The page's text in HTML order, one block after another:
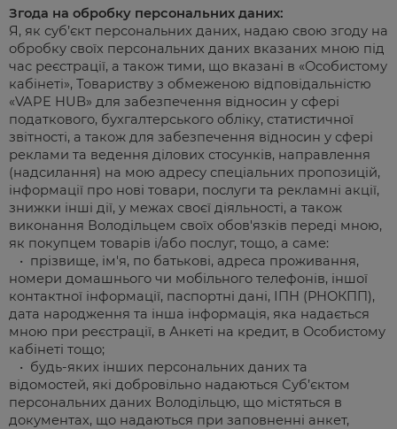
Згода на обробку персональних даних:
Я, як суб’єкт персональних даних, надаю свою згоду на
обробку своїх персональних даних вказаних мною під
час реєстрації, а також тими, що вказані в «Особистому
кабінеті», Товариству з обмеженою відповідальністю
«VAPE HUB» для забезпечення відносин у сфері
податкового, бухгалтерського обліку, статистичної
звітності, а також для забезпечення відносин у сфері
реклами та ведення ділових стосунків, направлення
(надсилання) на мою адресу спеціальних пропозицій,
інформації про нові товари, послуги та рекламні акції,
знижки інші дії, у межах своєї діяльності, а також
виконання Володільцем своїх обов'язків переді мною,
як покупцем товарів і/або послуг, тощо, а саме:
• прізвище, ім'я, по батькові, адреса проживання,
номери домашнього чи мобільного телефонів, іншої
контактної інформації, паспортні дані, ІПН (РНОКПП),
дата народження та інша інформація, яка надається
мною при реєстрації, в Анкеті на кредит, в Особистому
кабінеті тощо;
• будь-яких інших персональних даних та
відомостей, які добровільно надаються Суб’єктом
персональних даних Володільцю, що містяться в
документах, що надаються при заповненні анкет,